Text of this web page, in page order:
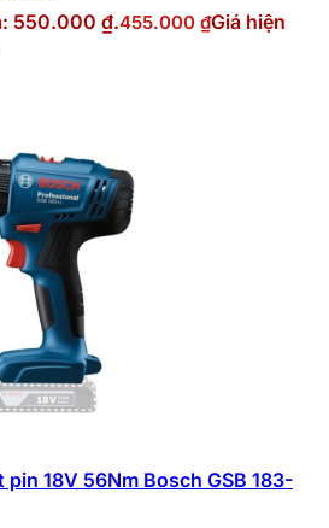
550.000 ₫.455.000 ₫Giá hiện
18V 56Nm Bosch GSB 183-